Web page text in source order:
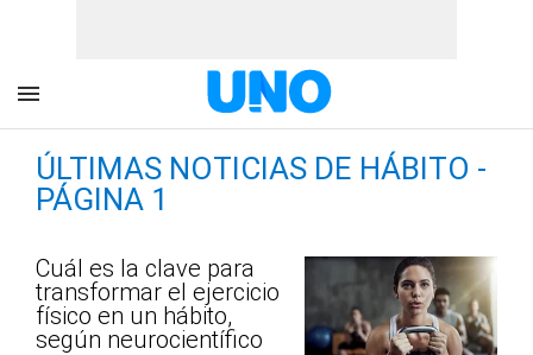
ÚLTIMAS NOTICIAS DE HÁBITO -
PÁGINA 1
Cuál es la clave para
transformar el ejercicio
físico en un hábito,
según neurocientífico